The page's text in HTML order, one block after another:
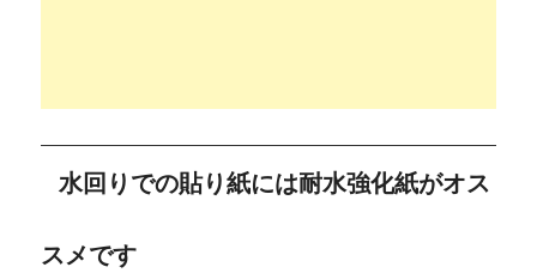
水回りでの貼り紙には耐水強化紙がオス
スメです